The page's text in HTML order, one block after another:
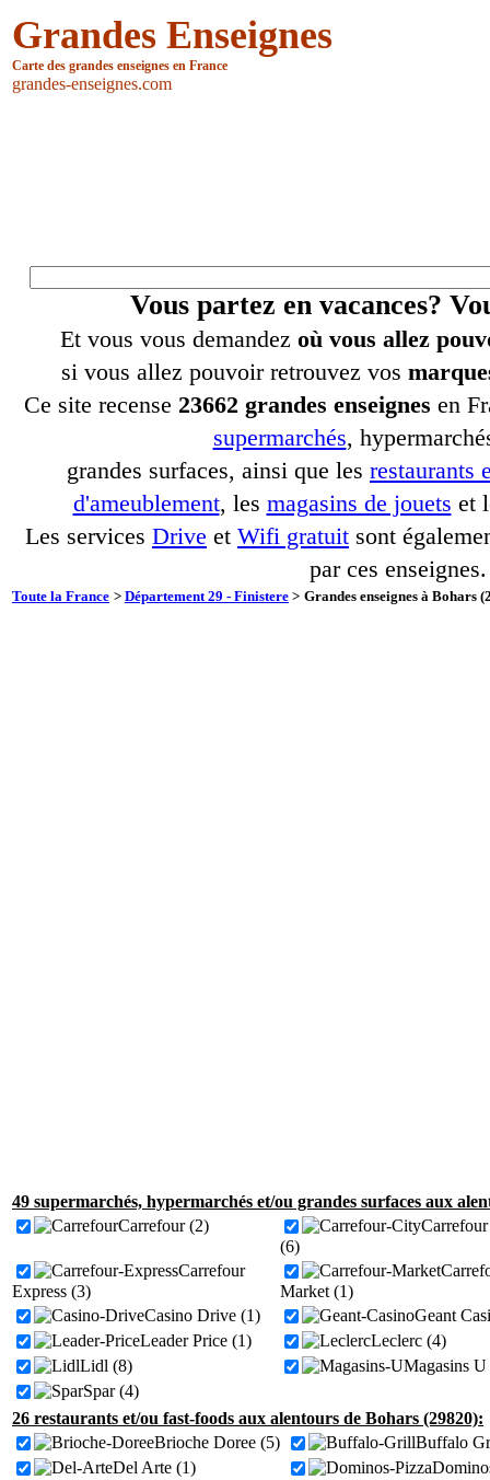
Grandes Enseignes
Carte des grandes enseignes en France
grandes-enseignes.com
Vous partez en vacances?
Et vous vous demandez où vous allez
si vous allez pouvoir retrouvez vos
Ce site recense 23662 grandes enseignes en
supermarchés,
grandes surfaces, ainsi que les restaurants
d'ameublement, les magasins de jouets et
Les services Drive et Wifi gratuit sont
par ces enseignes.
Toute la France > Département 29 - Finistere > Grandes enseignes à Bohars
49 supermarchés, hypermarchés et/ou grandes surfaces aux
Carrefour (2)
(6)
Carrefour
Express (3)
Market (1)
Casino Drive (1)
Geant
Leader Price (1)
Leclerc (4)
Lidl (8)
Magasins
Spar (4)
26 restaurants et/ou fast-foods aux alentours de Bohars (29820):
Brioche Doree (5)
Buffalo
Del Arte (1)